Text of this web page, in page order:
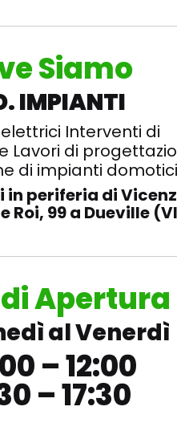
Siamo
IMPIANTI
Interventi di
Lavori di
di impianti domotici
periferia di
Roi, 99 a Dueville
Apertura
al Venerdì
– 12:00
– 17:30